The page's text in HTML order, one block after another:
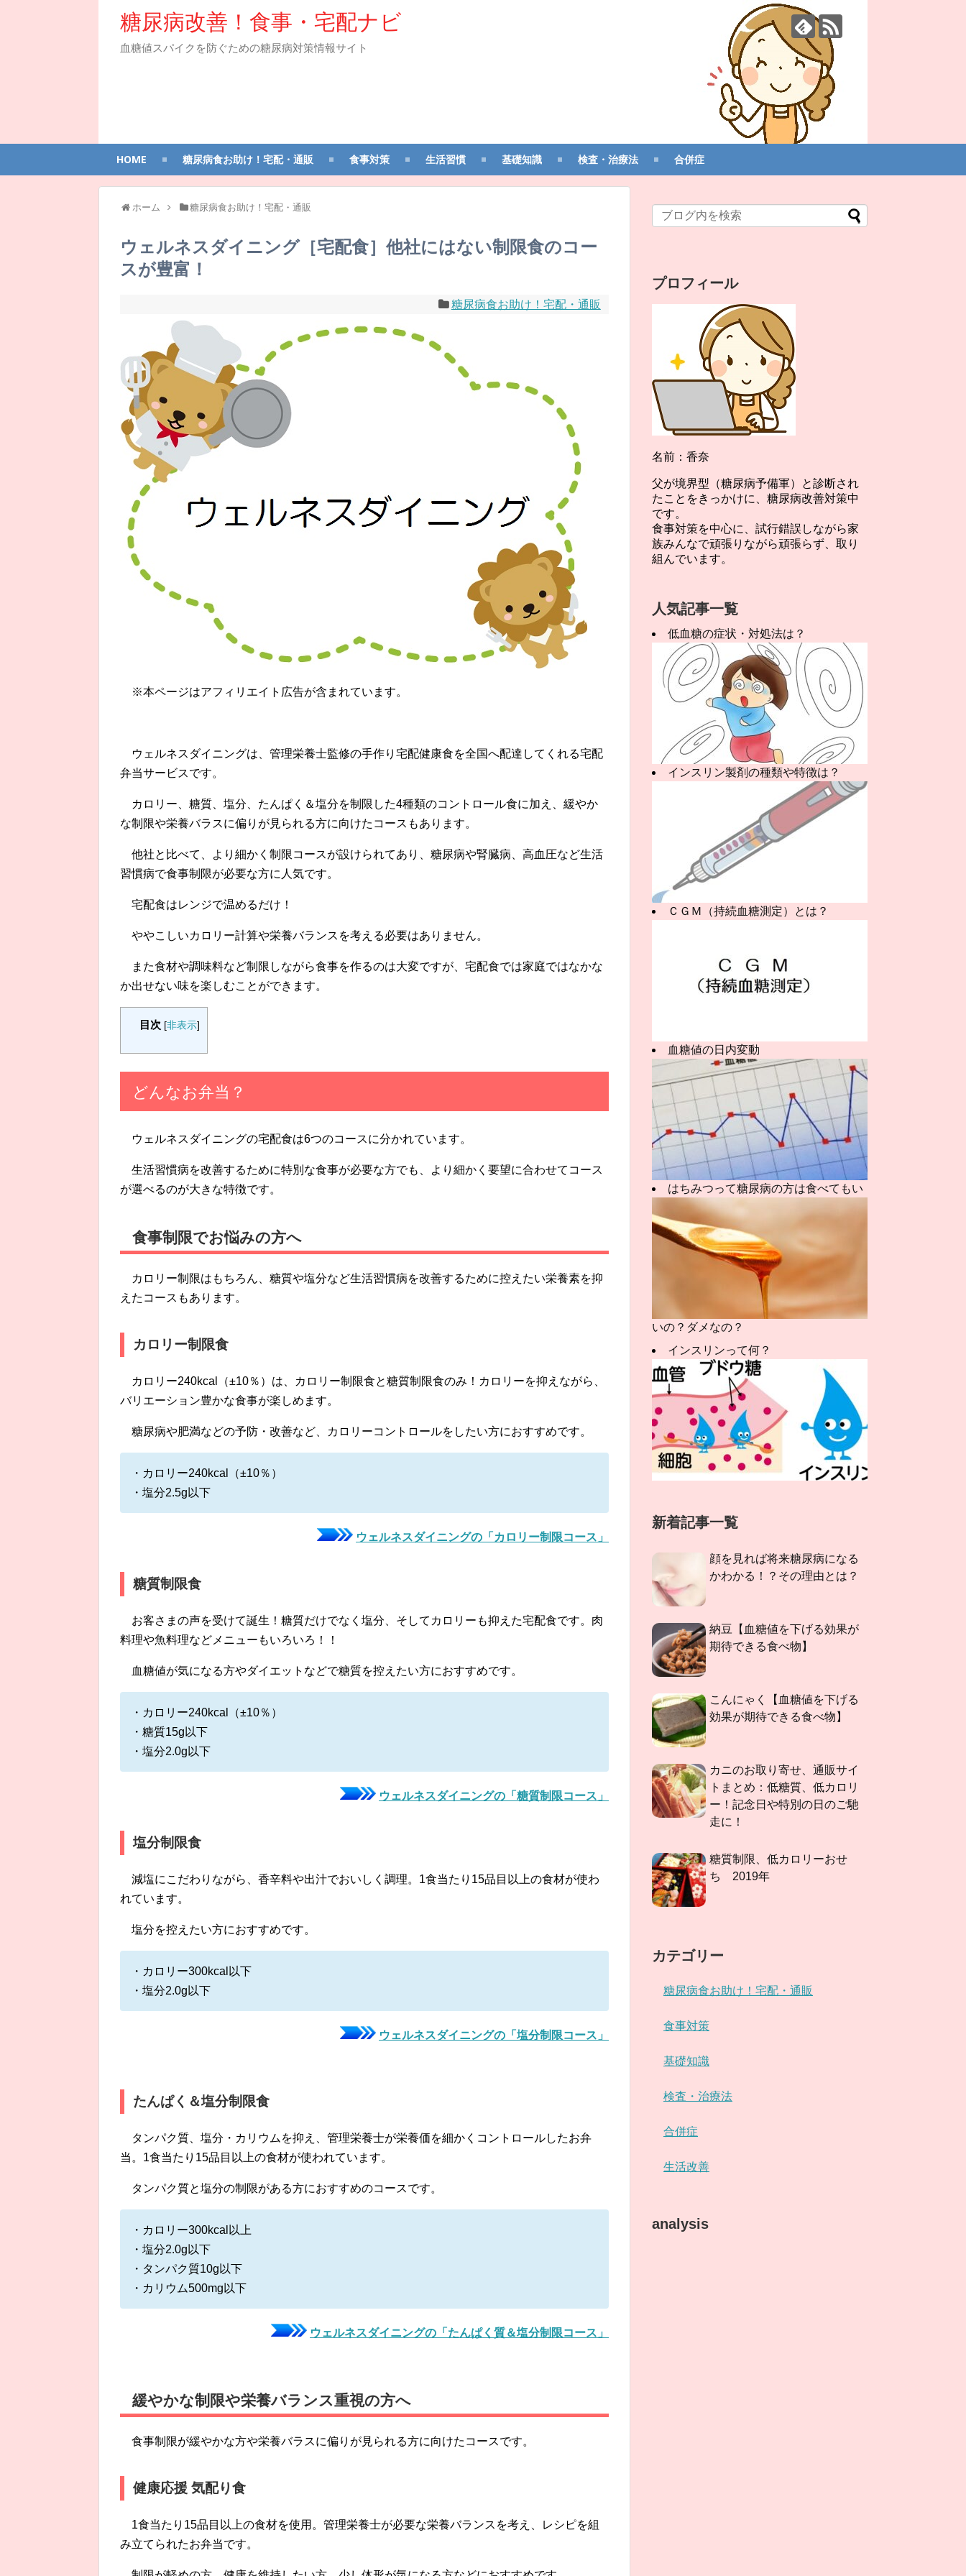
糖尿病改善！食事・宅配ナビ
血糖値スパイクを防ぐための糖尿病対策情報サイト
HOME 糖尿病食お助け！宅配・通販 食事対策 生活習慣 基礎知識 検査・治療法 合併症
ホーム 糖尿病食お助け！宅配・通販
ウェルネスダイニング［宅配食］他社にはない制限食のコー
スが豊富！
糖尿病食お助け！宅配・通販
※本ページはアフィリエイト広告が含まれています。
ウェルネスダイニングは、管理栄養士監修の手作り宅配健康食を全国へ配達してくれる宅配
弁当サービスです。
カロリー、糖質、塩分、たんぱく＆塩分を制限した4種類のコントロール食に加え、緩やか
な制限や栄養バラスに偏りが見られる方に向けたコースもあります。
他社と比べて、より細かく制限コースが設けられてあり、糖尿病や腎臓病、高血圧など生活
習慣病で食事制限が必要な方に人気です。
宅配食はレンジで温めるだけ！
ややこしいカロリー計算や栄養バランスを考える必要はありません。
また食材や調味料など制限しながら食事を作るのは大変ですが、宅配食では家庭ではなかな
か出せない味を楽しむことができます。
目次 [非表示]
どんなお弁当？
ウェルネスダイニングの宅配食は6つのコースに分かれています。
生活習慣病を改善するために特別な食事が必要な方でも、より細かく要望に合わせてコース
が選べるのが大きな特徴です。
食事制限でお悩みの方へ
カロリー制限はもちろん、糖質や塩分など生活習慣病を改善するために控えたい栄養素を抑
えたコースもあります。
カロリー制限食
カロリー240kcal（±10％）は、カロリー制限食と糖質制限食のみ！カロリーを抑えながら、
バリエーション豊かな食事が楽しめます。
糖尿病や肥満などの予防・改善など、カロリーコントロールをしたい方におすすめです。
・カロリー240kcal（±10％）
・塩分2.5g以下
ウェルネスダイニングの「カロリー制限コース」
糖質制限食
お客さまの声を受けて誕生！糖質だけでなく塩分、そしてカロリーも抑えた宅配食です。肉
料理や魚料理などメニューもいろいろ！！
血糖値が気になる方やダイエットなどで糖質を控えたい方におすすめです。
・カロリー240kcal（±10％）
・糖質15g以下
・塩分2.0g以下
ウェルネスダイニングの「糖質制限コース」
塩分制限食
減塩にこだわりながら、香辛料や出汁でおいしく調理。1食当たり15品目以上の食材が使わ
れています。
塩分を控えたい方におすすめです。
・カロリー300kcal以下
・塩分2.0g以下
ウェルネスダイニングの「塩分制限コース」
たんぱく＆塩分制限食
タンパク質、塩分・カリウムを抑え、管理栄養士が栄養価を細かくコントロールしたお弁
当。1食当たり15品目以上の食材が使われています。
タンパク質と塩分の制限がある方におすすめのコースです。
・カロリー300kcal以上
・塩分2.0g以下
・タンパク質10g以下
・カリウム500mg以下
ウェルネスダイニングの「たんぱく質＆塩分制限コース」
緩やかな制限や栄養バランス重視の方へ
食事制限が緩やかな方や栄養バラスに偏りが見られる方に向けたコースです。
健康応援 気配り食
1食当たり15品目以上の食材を使用。管理栄養士が必要な栄養バランスを考え、レシピを組
み立てられたお弁当です。
プロフィール
名前：香奈
父が境界型（糖尿病予備軍）と診断され
たことをきっかけに、糖尿病改善対策中
です。
食事対策を中心に、試行錯誤しながら家
族みんなで頑張りながら頑張らず、取り
組んでいます。
人気記事一覧
低血糖の症状・対処法は？
インスリン製剤の種類や特徴は？
ＣＧＭ（持続血糖測定）とは？
血糖値の日内変動
はちみつって糖尿病の方は食べてもい
いの？ダメなの？
インスリンって何？
新着記事一覧
顔を見れば将来糖尿病になる
かわかる！？その理由とは？
納豆【血糖値を下げる効果が
期待できる食べ物】
こんにゃく【血糖値を下げる
効果が期待できる食べ物】
カニのお取り寄せ、通販サイ
トまとめ：低糖質、低カロリ
ー！記念日や特別の日のご馳
走に！
糖質制限、低カロリーおせ
ち 2019年
カテゴリー
糖尿病食お助け！宅配・通販
食事対策
基礎知識
検査・治療法
合併症
生活改善
analysis